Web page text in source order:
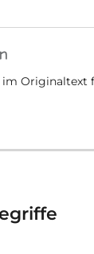
Originaltext